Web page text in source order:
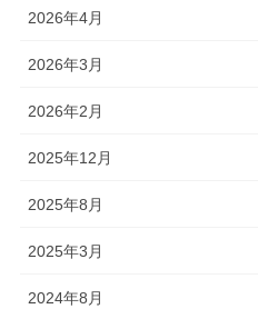
2026年4月
2026年3月
2026年2月
2025年12月
2025年8月
2025年3月
2024年8月